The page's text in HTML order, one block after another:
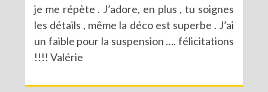
je me répète . J’adore, en plus , tu soignes
les détails , même la déco est superbe . J’ai
un faible pour la suspension …. félicitations
!!!! Valérie